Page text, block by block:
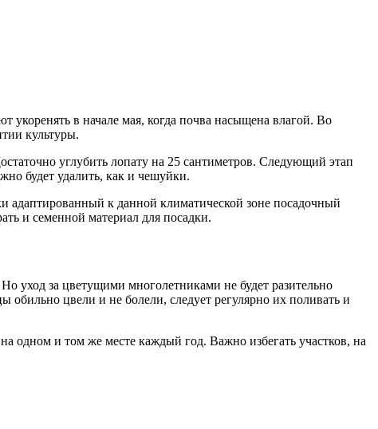
в начале мая, когда почва насыщена влагой. Во
культуры.
углубить лопату на 25 сантиметров. Следующий этап
будет удалить, как и чешуйки.
адаптированный к данной климатической зоне посадочный
и семенной материал для посадки.
уход за цветущими многолетниками не будет разительно
цвели и не болели, следует регулярно их поливать и
одном и том же месте каждый год. Важно избегать участков, на